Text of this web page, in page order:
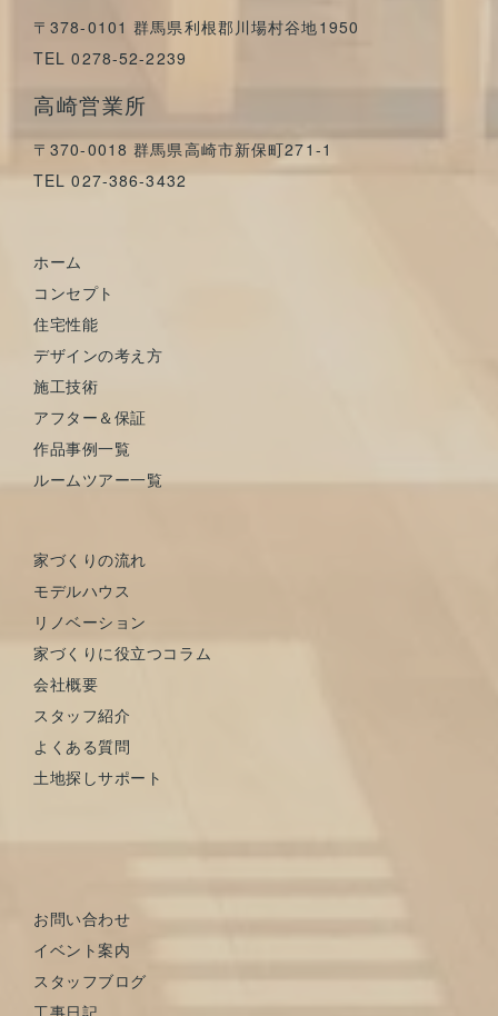
〒378-0101 群馬県利根郡川場村谷地1950
TEL 0278-52-2239
高崎営業所
〒370-0018 群馬県高崎市新保町271-1
TEL 027-386-3432
ホーム
コンセプト
住宅性能
デザインの考え方
施工技術
アフター＆保証
作品事例一覧
ルームツアー一覧
家づくりの流れ
モデルハウス
リノベーション
家づくりに役立つコラム
会社概要
スタッフ紹介
よくある質問
土地探しサポート
お問い合わせ
イベント案内
スタッフブログ